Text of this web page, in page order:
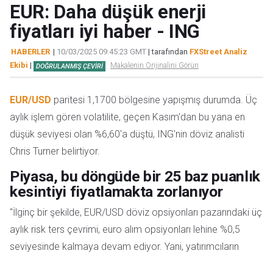
EUR: Daha düşük enerji
fiyatları iyi haber - ING
HABERLER | 10/03/2025 09:45:23 GMT | tarafından FXStreet Analiz
Ekibi | DOĞRULANMIŞ ÇEVIRI Makalenin Orijinalini Görün
EUR/USD paritesi 1,1700 bölgesine yapışmış durumda. Üç
aylık işlem gören volatilite, geçen Kasım'dan bu yana en
düşük seviyesi olan %6,60'a düştü, ING'nin döviz analisti
Chris Turner belirtiyor.
Piyasa, bu döngüde bir 25 baz puanlık
kesintiyi fiyatlamakta zorlanıyor
"İlginç bir şekilde, EUR/USD döviz opsiyonları pazarındaki üç
aylık risk ters çevrimi, euro alım opsiyonları lehine %0,5
seviyesinde kalmaya devam ediyor. Yani, yatırımcıların